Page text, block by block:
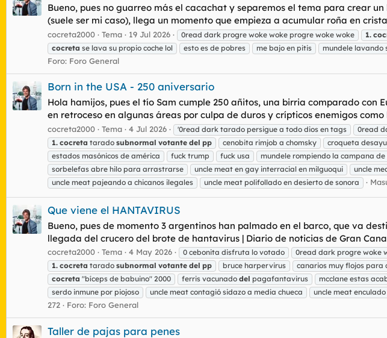
Bueno, pues no guarreo más el cacachat y separemos el tema para crear
(suele ser mi caso), llega un momento que empieza a acumular roña en
cocreta2000 Tema 19 Jul 2026 0read dark progre woke woke progre woke woke 1.
cocreta se lava su propio coche lol esto es de pobres me bajo en pitis mundele lavando
Foro: Foro General
Born in the USA - 250 aniversario
Hola hamijos, pues el tío Sam cumple 250 añitos, una birria comparado
en retroceso en algunas áreas por culpa de duros y crípticos enemigos como
cocreta2000 Tema 4 Jul 2026 '0read dark tarado persigue a todo dios en tags 0read
1. cocreta tarado subnormal votante del pp cenobita rimjob a chomsky croqueta
estados masónicos de américa
fuck trump fuck usa mundele rompiendo la campana
sorbelefas abre hilo para arrastrarse
uncle meat en gay interracial en milguoqui uncle
uncle meat pajeando a chicanos ilegales
uncle meat polifollado en desierto de sonora
Que viene el HANTAVIRUS
Bueno, pues de momento 3 argentinos han palmado en el barco, que va
llegada del crucero del brote de hantavirus | Diario de noticias de Gran
cocreta2000 Tema 4 May 2026 0 cebonita disfruta lo votado 0read dark progre woke
1. cocreta tarado subnormal votante del pp bruce harpervirus canarios muy flojos para
cocreta "bíceps de babuino" 2000 ferris vacunado del pagafantavirus mcclane estas
serdo inmune por piojoso
uncle meat contagió sidazo a media chueca uncle meat
272
Foro: Foro General
Taller de pajas para penes